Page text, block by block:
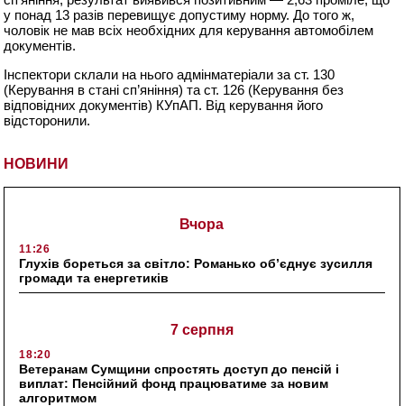
НОВИНИ
Вчора
11:26
Глухів бореться за світло: Романько об’єднує зусилля
громади та енергетиків
7 серпня
18:20
Ветеранам Сумщини спростять доступ до пенсій і
виплат: Пенсійний фонд працюватиме за новим
алгоритмом
у понад 13 разів перевищує допустиму норму. До того ж,
чоловік не мав всіх необхідних для керування автомобілем
документів.
Інспектори склали на нього адмінматеріали за ст. 130
(Керування в стані сп’яніння) та ст. 126 (Керування без
відповідних документів) КУпАП. Від керування його
відсторонили.